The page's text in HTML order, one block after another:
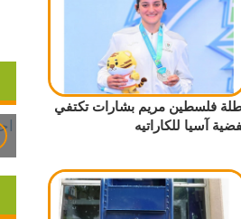
فلسطين مريم بشارات تكتفي
آسيا للكاراتيه